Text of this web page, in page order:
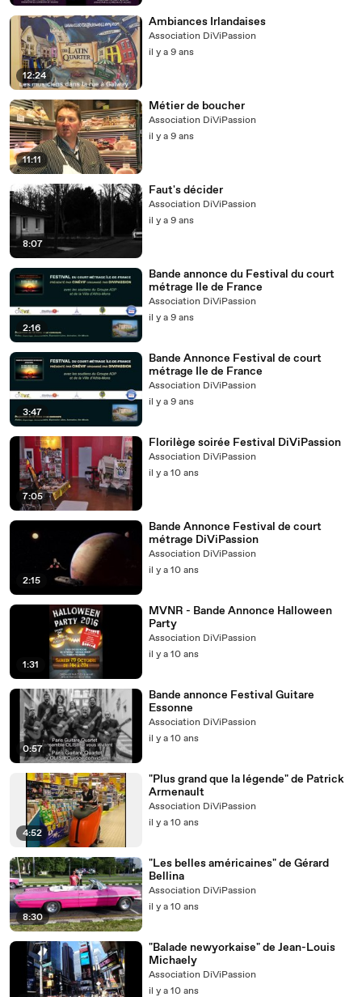
12:24
Ambiances Irlandaises
Association DiViPassion
il y a 9 ans
11:11
Métier de boucher
Association DiViPassion
il y a 9 ans
8:07
Faut's décider
Association DiViPassion
il y a 9 ans
2:16
Bande annonce du Festival du court
métrage Ile de France
Association DiViPassion
il y a 9 ans
3:47
Bande Annonce Festival de court
métrage Ile de France
Association DiViPassion
il y a 9 ans
7:05
Florilège soirée Festival DiViPassion
Association DiViPassion
il y a 10 ans
2:15
Bande Annonce Festival de court
métrage DiViPassion
Association DiViPassion
il y a 10 ans
1:31
MVNR - Bande Annonce Halloween
Party
Association DiViPassion
il y a 10 ans
0:57
Bande annonce Festival Guitare
Essonne
Association DiViPassion
il y a 10 ans
4:52
"Plus grand que la légende" de Patrick
Armenault
Association DiViPassion
il y a 10 ans
8:30
"Les belles américaines" de Gérard
Bellina
Association DiViPassion
il y a 10 ans
"Balade newyorkaise" de Jean-Louis
Michaely
Association DiViPassion
il y a 10 ans